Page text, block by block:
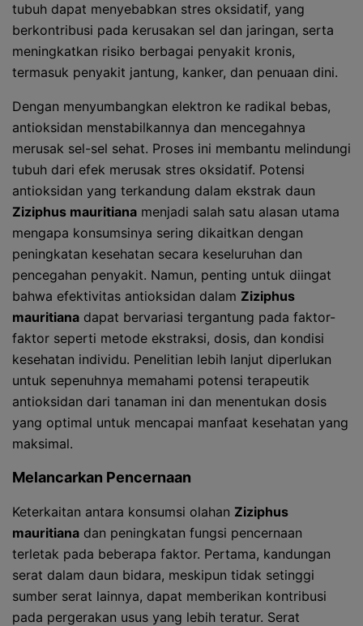
tubuh dapat menyebabkan stres oksidatif, yang
berkontribusi pada kerusakan sel dan jaringan, serta
meningkatkan risiko berbagai penyakit kronis,
termasuk penyakit jantung, kanker, dan penuaan dini.
Dengan menyumbangkan elektron ke radikal bebas,
antioksidan menstabilkannya dan mencegahnya
merusak sel-sel sehat. Proses ini membantu melindungi
tubuh dari efek merusak stres oksidatif. Potensi
antioksidan yang terkandung dalam ekstrak daun
Ziziphus mauritiana menjadi salah satu alasan utama
mengapa konsumsinya sering dikaitkan dengan
peningkatan kesehatan secara keseluruhan dan
pencegahan penyakit. Namun, penting untuk diingat
bahwa efektivitas antioksidan dalam Ziziphus
mauritiana dapat bervariasi tergantung pada faktor-
faktor seperti metode ekstraksi, dosis, dan kondisi
kesehatan individu. Penelitian lebih lanjut diperlukan
untuk sepenuhnya memahami potensi terapeutik
antioksidan dari tanaman ini dan menentukan dosis
yang optimal untuk mencapai manfaat kesehatan yang
maksimal.
Melancarkan Pencernaan
Keterkaitan antara konsumsi olahan Ziziphus
mauritiana dan peningkatan fungsi pencernaan
terletak pada beberapa faktor. Pertama, kandungan
serat dalam daun bidara, meskipun tidak setinggi
sumber serat lainnya, dapat memberikan kontribusi
pada pergerakan usus yang lebih teratur. Serat